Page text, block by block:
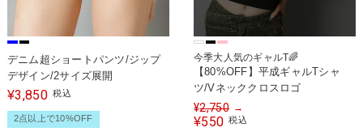
デニム超ショートパンツ/ジップ
デザイン/2サイズ展開
¥3,850 税込
2点以上で10%OFF
今季大人気のギャルT🌈
【80%OFF】平成ギャルTシャ
ツ/Vネッククロスロゴ
¥2,750 →
¥550 税込